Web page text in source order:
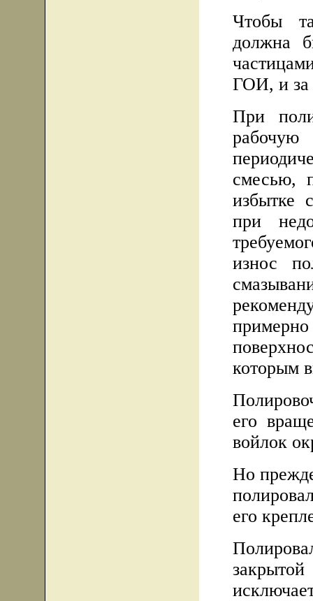
Чтобы
должна
ГОИ, и за
При
смесью,
избытке
при
износ
которым
его
войлок
Но
его